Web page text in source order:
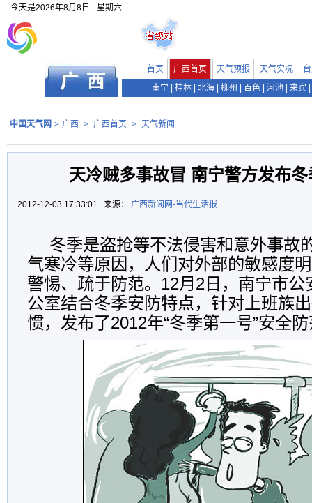
今天是2026年8月8日 星期六
首页 广西首页 天气预报 天气实况
南宁
桂林 北海 柳州 百色 河池 来宾
中国天气网 > 广西 > 广西首页 > 天气新闻
天冷贼多事故冒 南宁警方发布
2012-12-03 17:33:01 来源： 广西新闻网-当代生活报
冬季是盗抢等不法侵害和意外事故
气寒冷等原因，人们对外部的敏感度
警惕、疏于防范。12月2日，南宁市公
公室结合冬季安防特点，针对上班族
惯，发布了2012年“冬季第一号”安全